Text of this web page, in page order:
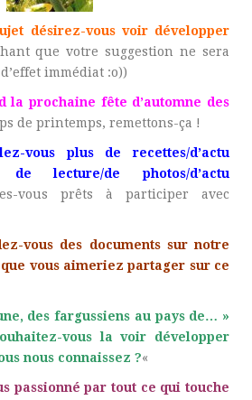
désirez-vous voir développer
que votre suggestion ne sera
immédiat :o))
la prochaine fête d’automne des
de printemps, remettons-ça !
vous plus de recettes/d’actu
lecture/de photos/d’actu
vous prêts à participer avec
vous des documents sur notre
vous aimeriez partager sur ce
des fargussiens au pays de… »
vous la voir développer
nous connaissez ?«
passionné par tout ce qui touche